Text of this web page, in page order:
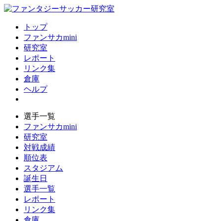
トップ
ファンサカmini
研究室
レポート
リンク集
倉庫
ヘルプ
選手一覧
ファンサカmini
研究室
対戦成績
順位表
スタジアム
誕生日
選手一覧
レポート
リンク集